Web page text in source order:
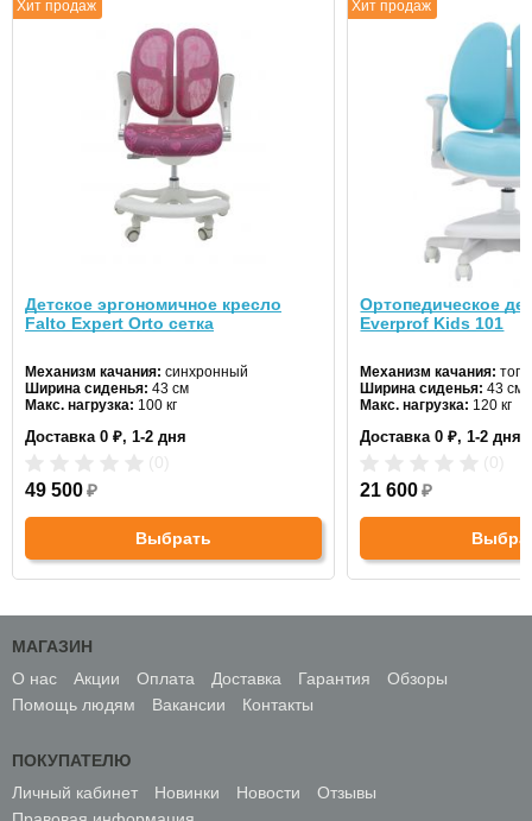
Хит продаж
Детское эргономичное кресло
Falto Expert Orto сетка
Механизм качания: синхронный
Ширина сиденья: 43 см
Макс. нагрузка: 100 кг
Материал спинки:сетка
Доставка 0 ₽, 1-2 дня
49 500₽
Выбрать
Хит продаж
Ортопедическое
Everprof Kids 101
Механизм качания: топ
Ширина сиденья: 43 см
Макс. нагрузка: 120 кг
Материал спинки:ткань
Доставка 0 ₽, 1-2 дня
21 600 ₽
МАГАЗИН
О нас
Акции Оплата Доставка Гарантия
Обзоры
Помощь людям
Вакансии Контакты
ПОКУПАТЕЛЮ
Личный кабинет
Новинки Новости
Отзывы